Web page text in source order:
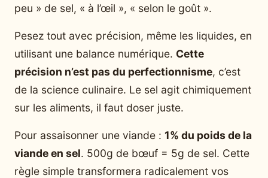
peu » de sel, « à l’œil », « selon le goût ».
Pesez tout avec précision, même les liquides, en
utilisant une balance numérique. Cette
précision n’est pas du perfectionnisme, c’est
de la science culinaire. Le sel agit chimiquement
sur les aliments, il faut doser juste.
Pour assaisonner une viande : 1% du poids de la
viande en sel. 500g de bœuf = 5g de sel. Cette
règle simple transformera radicalement vos